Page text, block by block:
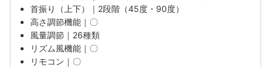
首振り（上下）｜2段階（45度・90度）
高さ調節機能｜〇
風量調節｜26種類
リズム風機能｜〇
リモコン｜〇